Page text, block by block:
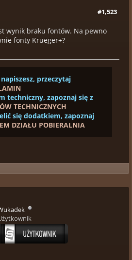
#1,523
wynik braku fontów. Na pewno
fonty Krueger+?
przeczytaj
techniczny, zapoznaj się z
TECHNICZNYCH
się dodatkiem, zapoznaj
DZIAŁU POBIERALNIA